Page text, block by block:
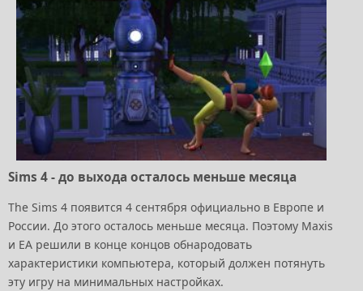
Sims 4 - до выхода осталось меньше месяца
The Sims 4 появится 4 сентября официально в Европе и
России. До этого осталось меньше месяца. Поэтому Maxis
и EA решили в конце концов обнародовать
характеристики компьютера, который должен потянуть
эту игру на минимальных настройках.